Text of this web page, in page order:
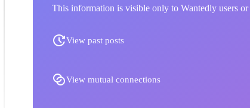
This information is visible only to Wantedly users or
View past posts
View mutual connections